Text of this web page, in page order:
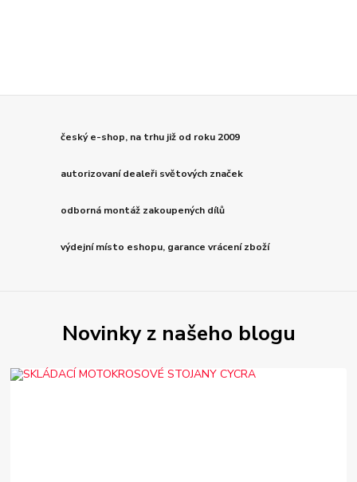
český e-shop, na trhu již od roku 2009
autorizovaní dealeři světových značek
odborná montáž zakoupených dílů
výdejní místo eshopu, garance vrácení zboží
Novinky z našeho blogu